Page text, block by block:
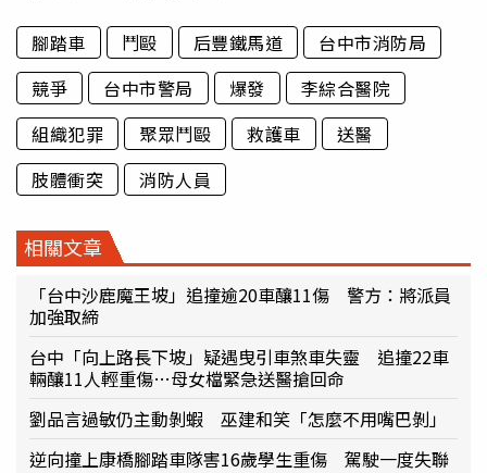
腳踏車 鬥毆 后豐鐵馬道
台中市消防局
競爭
台中市警局 爆發
李綜合醫院
組織犯罪
聚眾鬥毆 救護車
送醫
肢體衝突
消防人員
相關文章
「台中沙鹿魔王坡」追撞逾20車釀11傷 警方：將派員
加強取締
台中「向上路長下坡」疑遇曳引車煞車失靈 追撞22車
輛釀11人輕重傷…母女檔緊急送醫搶回命
劉品言過敏仍主動剝蝦 巫建和笑「怎麼不用嘴巴剝」
逆向撞上康橋腳踏車隊害16歲學生重傷 駕駛一度失聯